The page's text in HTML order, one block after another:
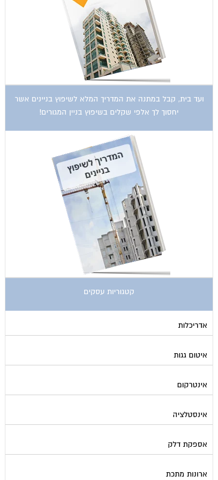
ועד בית, קבל במתנה את המדריך המלא לשיפוץ בניינים אשר
יחסוך לך אלפי שקלים בשיפוץ בניין המגורים!
קטגוריות עסקים
אדריכלות
איטום גגות
אינטרקום
אינסטלציה
אספקת דלק
ארונות מתכת